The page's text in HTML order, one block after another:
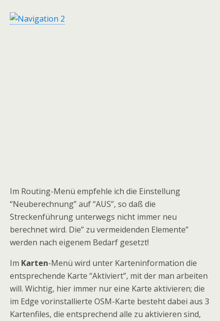
Im Routing-Menü empfehle ich die Einstellung
“Neuberechnung” auf “AUS”, so daß die
Streckenführung unterwegs nicht immer neu
berechnet wird. Die” zu vermeidenden Elemente”
werden nach eigenem Bedarf gesetzt!
Im Karten-Menü wird unter Karteninformation die
entsprechende Karte “Aktiviert”, mit der man arbeiten
will. Wichtig, hier immer nur eine Karte aktivieren; die
im Edge vorinstallierte OSM-Karte besteht dabei aus 3
Kartenfiles, die entsprechend alle zu aktivieren sind,